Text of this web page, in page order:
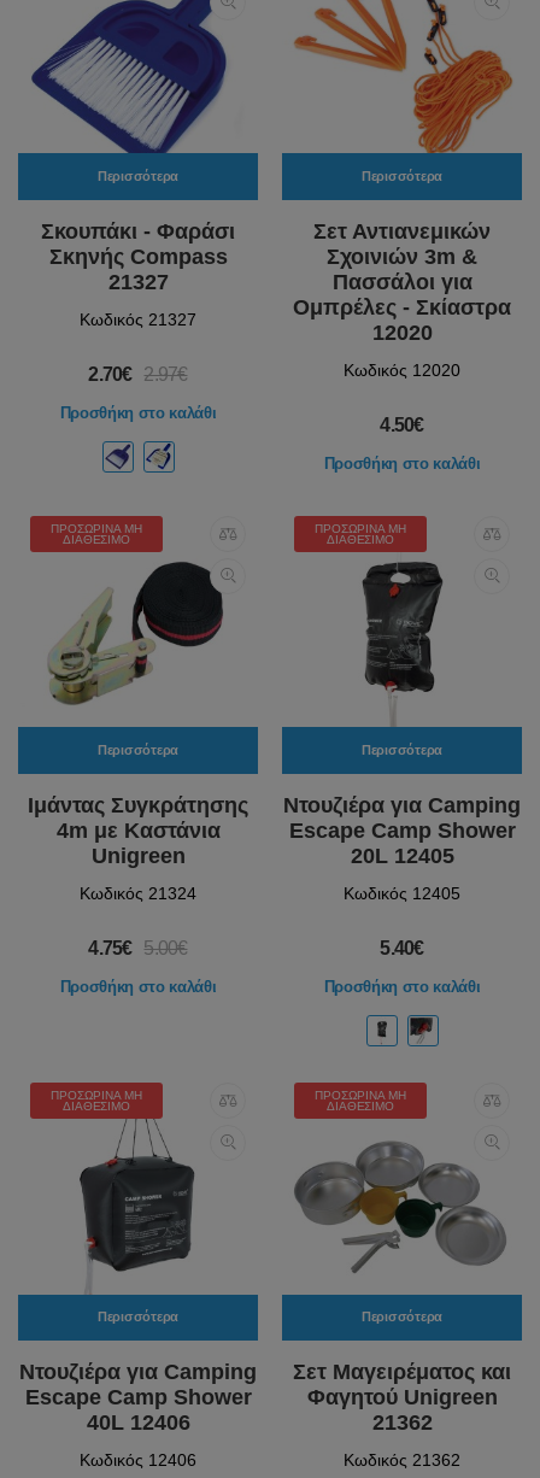
Περισσότερα
Σκουπάκι - Φαράσι
Σκηνής Compass
21327
Κωδικός 21327
2.70€ 2.97€
Προσθήκη στο καλάθι
Περισσότερα
Σετ Αντιανεμικών
Σχοινιών 3m &
Πασσάλοι για
Ομπρέλες - Σκίαστρα
12020
Κωδικός 12020
4.50€
Προσθήκη στο καλάθι
ΠΡΟΣΩΡΙΝΆ ΜΗ
ΔΙΑΘΈΣΙΜΟ
Περισσότερα
Ιμάντας Συγκράτησης
4m με Καστάνια
Unigreen
Κωδικός 21324
4.75€ 5.00€
Προσθήκη στο καλάθι
ΠΡΟΣΩΡΙΝΆ ΜΗ
ΔΙΑΘΈΣΙΜΟ
Περισσότερα
Ντουζιέρα για Camping
Escape Camp Shower
20L 12405
Κωδικός 12405
5.40€
Προσθήκη στο καλάθι
ΠΡΟΣΩΡΙΝΆ ΜΗ
ΔΙΑΘΈΣΙΜΟ
Περισσότερα
Ντουζιέρα για Camping
Escape Camp Shower
40L 12406
Κωδικός 12406
ΠΡΟΣΩΡΙΝΆ ΜΗ
ΔΙΑΘΈΣΙΜΟ
Περισσότερα
Σετ Μαγειρέματος και
Φαγητού Unigreen
21362
Κωδικός 21362